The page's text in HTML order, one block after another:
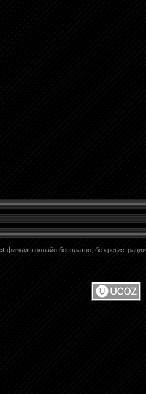
фильмы онлайн бесплатно, без